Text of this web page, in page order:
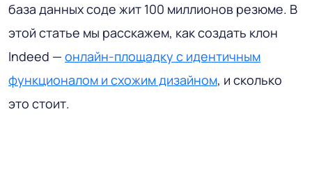
база данных соде жит 100 миллионов резюме. В
этой статье мы расскажем, как создать клон
Indeed — онлайн-площадку с идентичным
функционалом и схожим дизайном, и сколько
это стоит.